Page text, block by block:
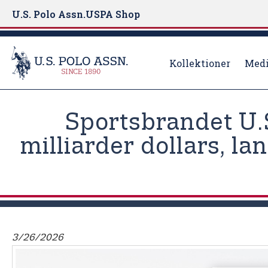
a
U.S. Polo Assn.USPA Shop
Kollektioner
Sportsbrandet
milliarder dollars,
3/26/2026